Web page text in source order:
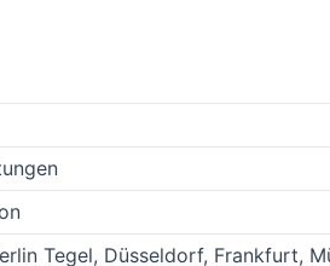
Tegel, Düsseldorf, Frankfurt,